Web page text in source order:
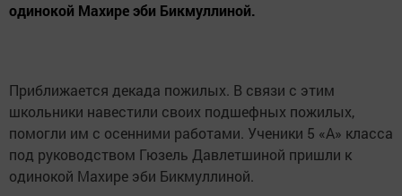
одинокой Махире эби Бикмуллиной.
Приближается декада пожилых. В связи с этим
школьники навестили своих подшефных пожилых,
помогли им с осенними работами. Ученики 5 «А» класса
под руководством Гюзель Давлетшиной пришли к
одинокой Махире эби Бикмуллиной.